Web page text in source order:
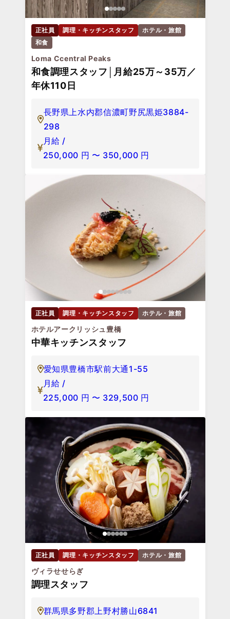
正社員 調理・キッチンスタッフ
ホテル・旅館
和食
Loma Ccentral Peaks
和食調理スタッフ│月給25万～35万／
年休110日
長野県上水内郡信濃町野尻黒姫3884-
298
月給 /
250,000 円 〜 350,000 円
正社員 調理・キッチンスタッフ ホテル・旅館
ホテルアークリッシュ豊橋
中華キッチンスタッフ
愛知県豊橋市駅前大通1-55
月給 /
225,000 円 〜 329,500 円
正社員 調理・キッチンスタッフ ホテル・旅館
ヴィラせせらぎ
調理スタッフ
群馬県多野郡上野村勝山6841